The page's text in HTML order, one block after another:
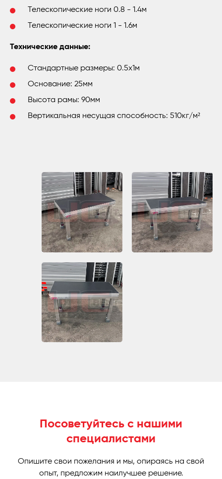
Телескопические ноги 0.8 - 1.4м
Телескопические ноги 1 - 1.6м
Технические данные:
Стандартные размеры: 0.5x1м
Основание: 25мм
Высота рамы: 90мм
Вертикальная несущая способность: 510кг/м²
Посоветуйтесь с нашими
специалистами
Опишите свои пожелания и мы, опираясь на свой
опыт, предложим наилучшее решение.